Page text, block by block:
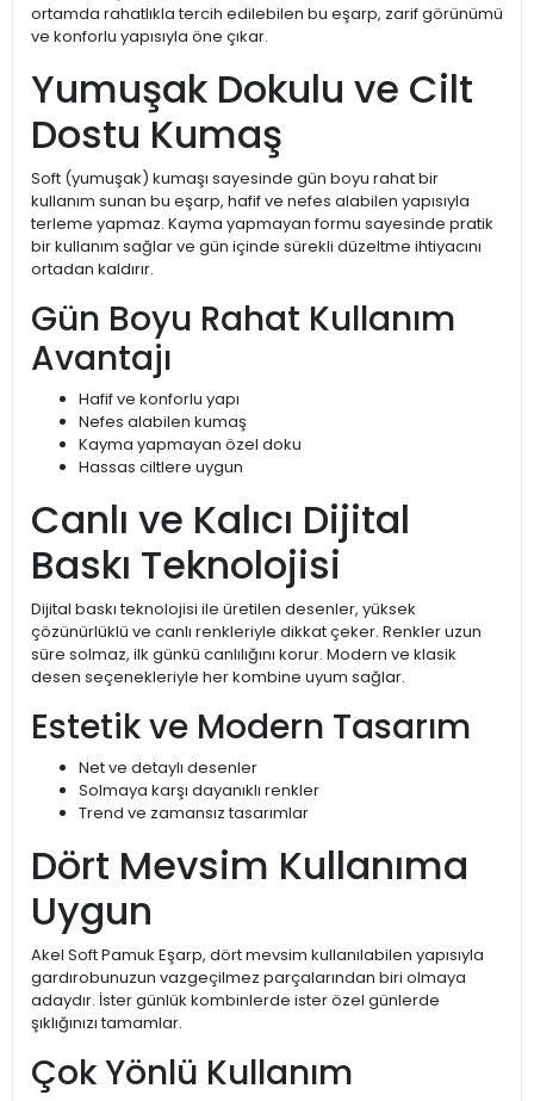
ortamda rahatlıkla tercih edilebilen bu eşarp, zarif görünümü
ve konforlu yapısıyla öne çıkar.
Yumuşak Dokulu ve Cilt
Dostu Kumaş
Soft (yumuşak) kumaşı sayesinde gün boyu rahat bir
kullanım sunan bu eşarp, hafif ve nefes alabilen yapısıyla
terleme yapmaz. Kayma yapmayan formu sayesinde pratik
bir kullanım sağlar ve gün içinde sürekli düzeltme ihtiyacını
ortadan kaldırır.
Gün Boyu Rahat Kullanım
Avantajı
Hafif ve konforlu yapı
Nefes alabilen kumaş
Kayma yapmayan özel doku
Hassas ciltlere uygun
Canlı ve Kalıcı Dijital
Baskı Teknolojisi
Dijital baskı teknolojisi ile üretilen desenler, yüksek
çözünürlüklü ve canlı renkleriyle dikkat çeker. Renkler uzun
süre solmaz, ilk günkü canlılığını korur. Modern ve klasik
desen seçenekleriyle her kombine uyum sağlar.
Estetik ve Modern Tasarım
Net ve detaylı desenler
Solmaya karşı dayanıklı renkler
Trend ve zamansız tasarımlar
Dört Mevsim Kullanıma
Uygun
Akel Soft Pamuk Eşarp, dört mevsim kullanılabilen yapısıyla
gardırobunuzun vazgeçilmez parçalarından biri olmaya
adaydır. İster günlük kombinlerde ister özel günlerde
şıklığınızı tamamlar.
Çok Yönlü Kullanım